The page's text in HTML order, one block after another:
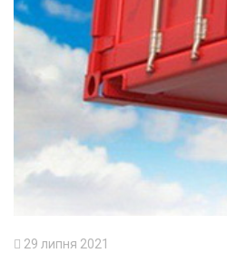
29 липня 2021